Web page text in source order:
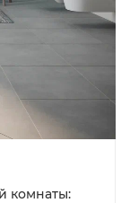
комнаты: